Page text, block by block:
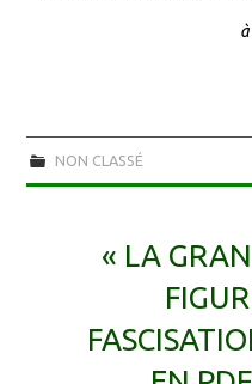
NON CLASSÉ
« LA